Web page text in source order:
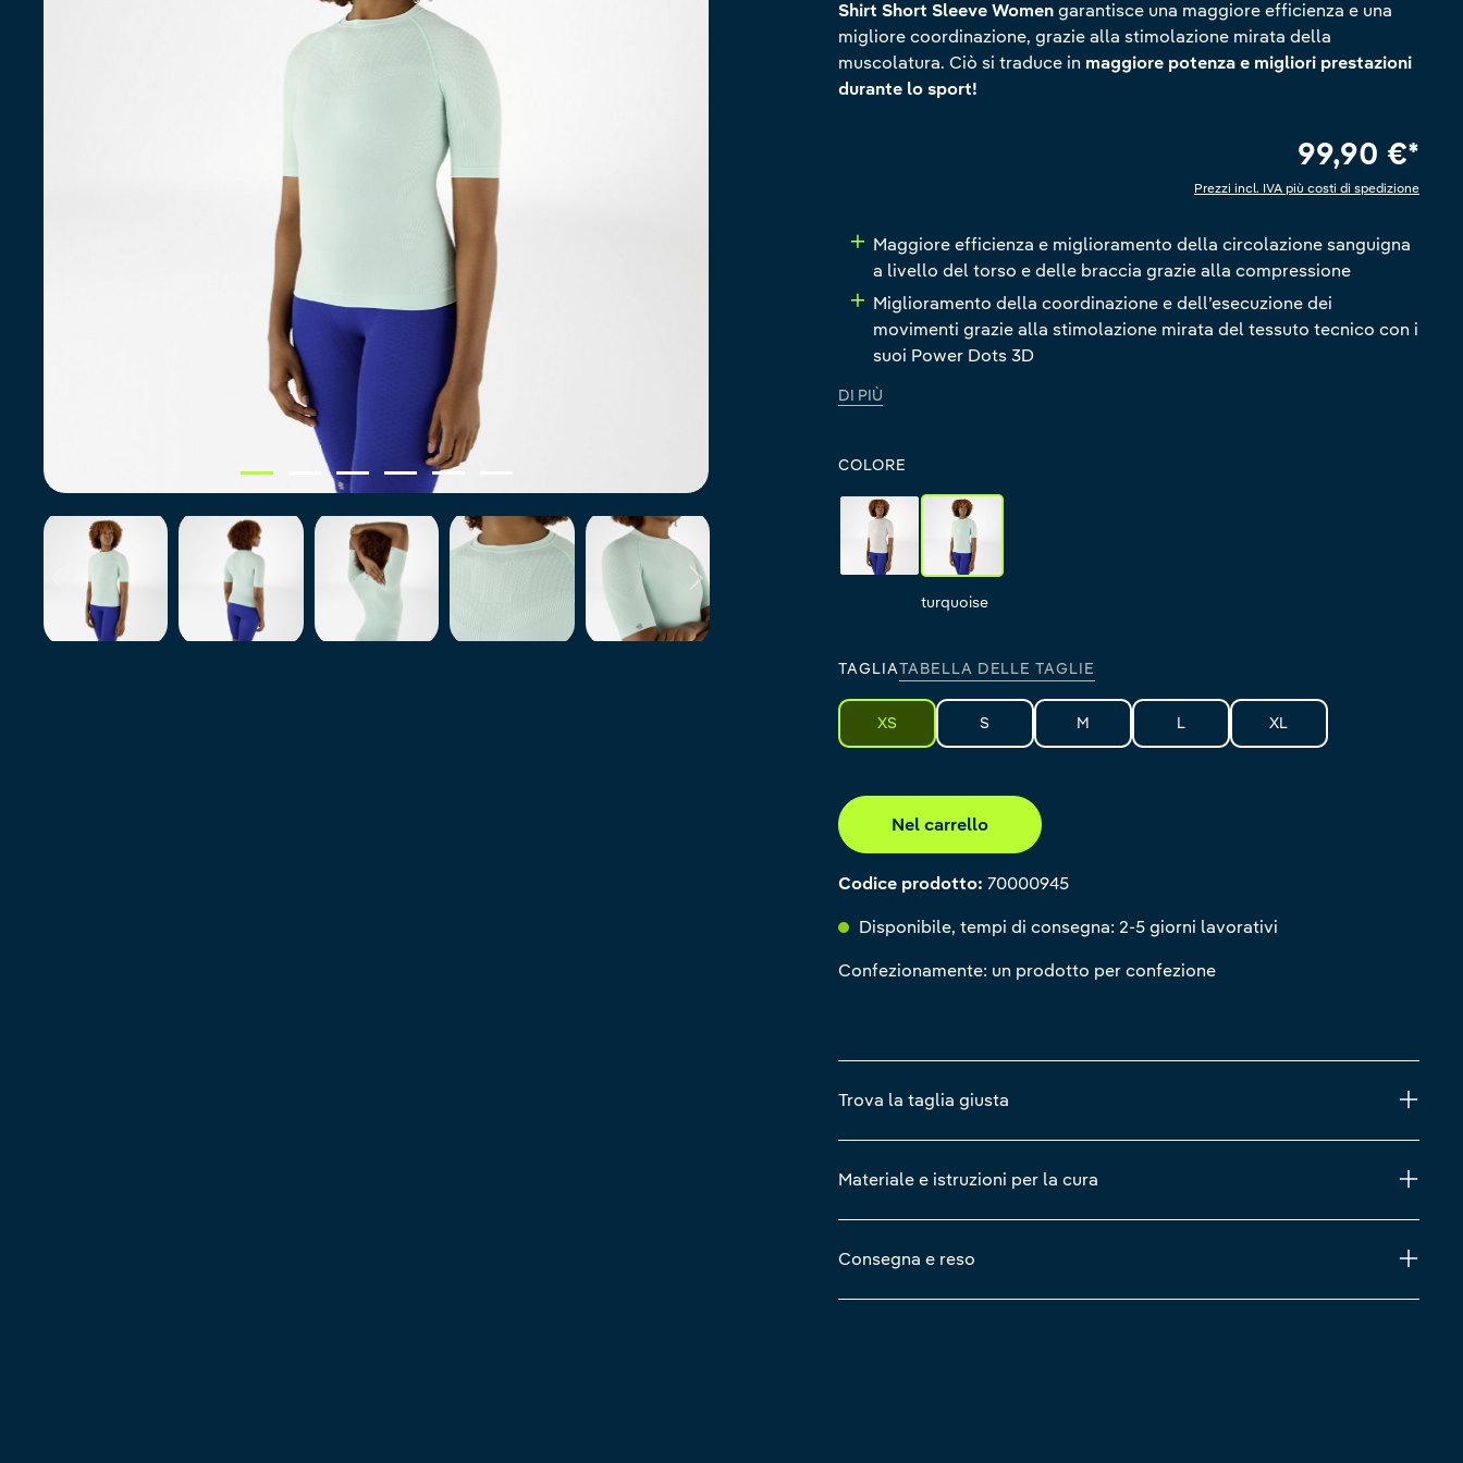
Shirt Short Sleeve Womengarantisce una maggiore efficienza e una
migliore coordinazione, grazie alla stimolazione mirata della
muscolatura. Ciò si traduce in maggiore potenza e migliori prestazioni
durante lo sport!
99,90 €*
Prezzi incl. IVA più costi di spedizione
Maggiore efficienza e miglioramento della circolazione sanguigna
a livello del torso e delle braccia grazie alla compressione
Miglioramento della coordinazione e dell’esecuzione dei
movimenti grazie alla stimolazione mirata del tessuto tecnico con i
suoi Power Dots 3D
DI PIÙ
COLORE
silver grey turquoise
turquoise
TAGLIATABELLA DELLE TAGLIE
XS S M L XL
Nel carrello
Codice prodotto: 70000945
Disponibile, tempi di consegna: 2-5 giorni lavorativi
Confezionamente: un prodotto per confezione
Trova la taglia giusta
Materiale e istruzioni per la cura
Consegna e reso